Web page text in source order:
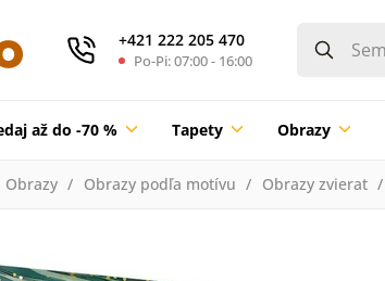
+421 222 205 470
Po-Pi: 07:00 - 16:00
až do -70 % Tapety Obrazy
Obrazy Obrazy podľa motívu Obrazy zvierat